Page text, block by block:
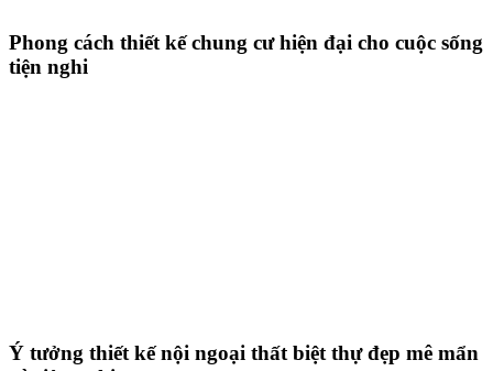
Phong cách thiết kế chung cư hiện đại cho cuộc sống
tiện nghi
Ý tưởng thiết kế nội ngoại thất biệt thự đẹp mê mẩn